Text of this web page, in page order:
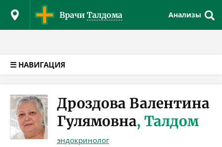
Врачи Талдома Анализы
☰ НАВИГАЦИЯ
Дроздова Валентина
Гулямовна, Талдом
эндокринолог